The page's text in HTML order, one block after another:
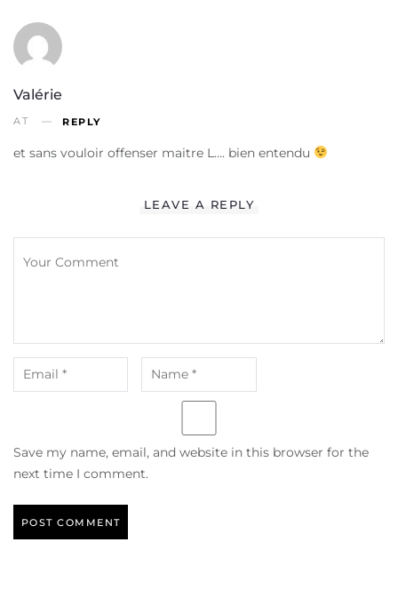
Valérie
AT REPLY
et sans vouloir offenser maitre L…. bien entendu
LEAVE A REPLY
Save my name, email, and website in this browser for the
next time I comment.